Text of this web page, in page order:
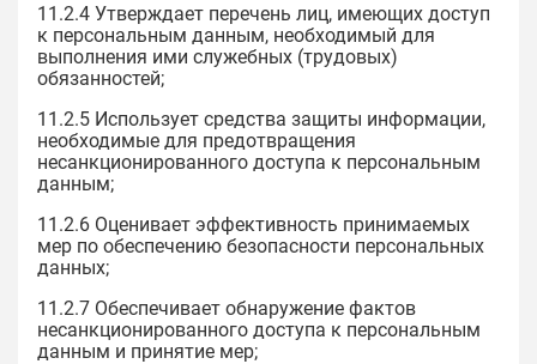
11.2.4 Утверждает перечень лиц, имеющих доступ
к персональным данным, необходимый для
выполнения ими служебных (трудовых)
обязанностей;
11.2.5 Использует средства защиты информации,
необходимые для предотвращения
несанкционированного доступа к персональным
данным;
11.2.6 Оценивает эффективность принимаемых
мер по обеспечению безопасности персональных
данных;
11.2.7 Обеспечивает обнаружение фактов
несанкционированного доступа к персональным
данным и принятие мер;